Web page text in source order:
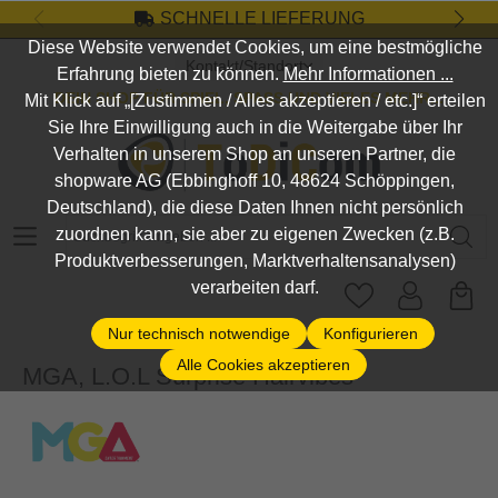
Zum Hauptinhalt springenSCHNELLE LIEFERUNG
Kontakt/Standort
DEIN SHOP FÜR SPIEL, SPASS UND VIELES MEHR...
Suchbegriff eingeben ...
MGA, L.O.L Surprise Hairvibes
Diese Website verwendet Cookies, um eine bestmögliche
Erfahrung bieten zu können.Mehr Informationen ...
Mit Klick auf „[Zustimmen / Alles akzeptieren / etc.]“ erteilen
Sie Ihre Einwilligung auch in die Weitergabe über Ihr
Verhalten in unserem Shop an unseren Partner, die
shopware AG (Ebbinghoff 10, 48624 Schöppingen,
Deutschland), die diese Daten Ihnen nicht persönlich
zuordnen kann, sie aber zu eigenen Zwecken (z.B.
Produktverbesserungen, Marktverhaltensanalysen)
verarbeiten darf.
Nur technisch notwendige
Konfigurieren
Alle Cookies akzeptieren